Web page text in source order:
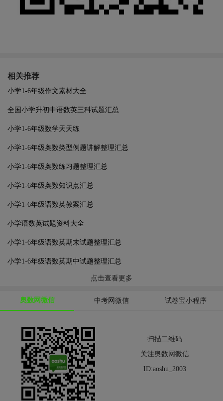
相关推荐
小学1-6年级作文素材大全
全国小学升初中语数英三科试题汇总
小学1-6年级数学天天练
小学1-6年级奥数类型例题讲解整理汇总
小学1-6年级奥数练习题整理汇总
小学1-6年级奥数知识点汇总
小学1-6年级语数英教案汇总
小学语数英试题资料大全
小学1-6年级语数英期末试题整理汇总
小学1-6年级语数英期中试题整理汇总
点击查看更多
奥数网微信 中考网微信 试卷宝小程序
扫描二维码
关注奥数网微信
ID:aoshu_2003